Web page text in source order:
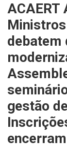
INTEGRIDADE
ACAERT
Ministros
debatem
gestão